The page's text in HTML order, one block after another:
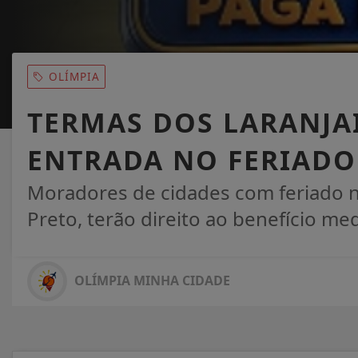
OLÍMPIA
TERMAS DOS
ENTRADA NO
Moradores de cidades com feriado
Preto, terão direito ao benefício
OLÍMPIA MINHA CIDADE